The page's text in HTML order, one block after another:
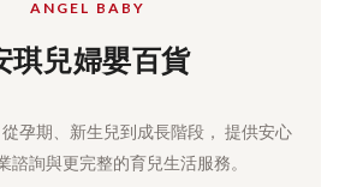
ANGEL BABY
琪兒婦嬰百貨
孕期、新生兒到成長階段， 提供安心
諮詢與更完整的育兒生活服務。